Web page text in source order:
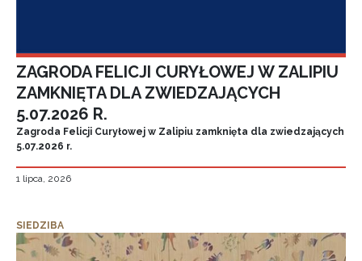
ZAGRODA FELICJI CURYŁOWEJ W ZALIPIU
ZAMKNIĘTA DLA ZWIEDZAJĄCYCH
5.07.2026 R.
Zagroda Felicji Curyłowej w Zalipiu zamknięta dla zwiedzających
5.07.2026 r.
1 lipca, 2026
SIEDZIBA